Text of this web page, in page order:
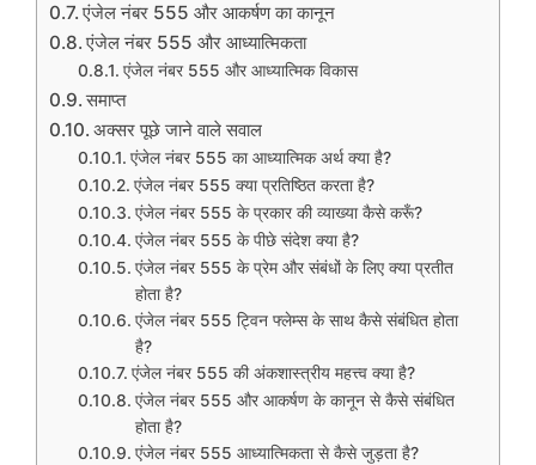
एंजेल नंबर 555 और आकर्षण का कानून
एंजेल नंबर 555 और आध्यात्मिकता
एंजेल नंबर 555 और आध्यात्मिक विकास
समाप्त
अक्सर पूछे जाने वाले सवाल
एंजेल नंबर 555 का आध्यात्मिक अर्थ क्या है?
एंजेल नंबर 555 क्या प्रतिष्ठित करता है?
एंजेल नंबर 555 के प्रकार की व्याख्या कैसे करूँ?
एंजेल नंबर 555 के पीछे संदेश क्या है?
एंजेल नंबर 555 के प्रेम और संबंधों के लिए क्या प्रतीत
होता है?
एंजेल नंबर 555 ट्विन फ्लेम्स के साथ कैसे संबंधित होता
है?
एंजेल नंबर 555 की अंकशास्त्रीय महत्त्व क्या है?
एंजेल नंबर 555 और आकर्षण के कानून से कैसे संबंधित
होता है?
एंजेल नंबर 555 आध्यात्मिकता से कैसे जुड़ता है?